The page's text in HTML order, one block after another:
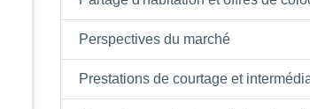
Perspectives du marché
Prestations de courtage et